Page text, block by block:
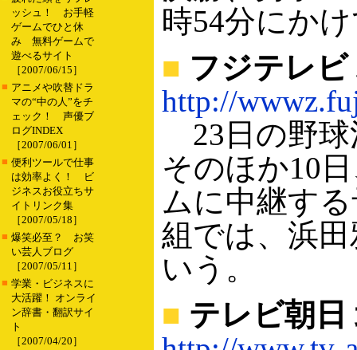
ッシュ！ お手軽
ゲームでひと休
み 無料ゲームで
遊べるサイト
［2007/06/15］
■ アニメや吹替ドラ
マの“中の人”をチ
ェック！ 声優ブ
ログINDEX
［2007/06/01］
■ 便利ツールで仕事
は効率よく！ ビ
ジネスお役立ちサ
イトリンク集
［2007/05/18］
■ 爆笑必至？ お笑
い芸人ブログ
［2007/05/11］
■ 学業・ビジネスに
大活躍！ オンライ
ン辞書・翻訳サイ
ト
［2007/04/20］
時54分にか
■ フジテレ
http://
23日の野球
そのほか10
ムに中継す
組では、浜
いう。
■ テレビ朝